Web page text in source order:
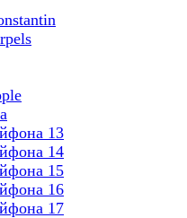
13
14
15
16
17